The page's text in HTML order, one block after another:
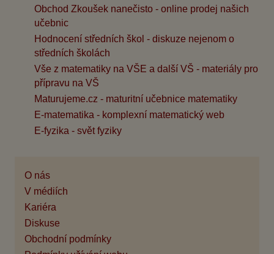
Obchod Zkoušek nanečisto - online prodej našich
učebnic
Hodnocení středních škol - diskuze nejenom o
středních školách
Vše z matematiky na VŠE a další VŠ - materiály pro
přípravu na VŠ
Maturujeme.cz - maturitní učebnice matematiky
E-matematika - komplexní matematický web
E-fyzika - svět fyziky
O nás
V médiích
Kariéra
Diskuse
Obchodní podmínky